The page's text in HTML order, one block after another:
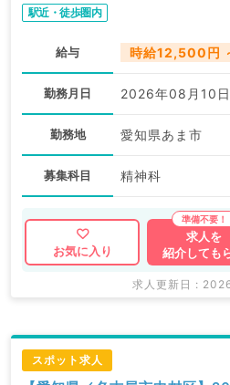
駅近・徒歩圏内
給与 時給12,500円
勤務月日 2026年08月10日
勤務地 愛知県あま市
募集科目 精神科
お気に入り
求人を
紹介しても
求人更新日 :
スポット求人